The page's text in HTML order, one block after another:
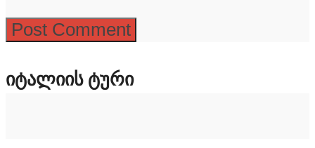
ᲘᲢᲐᲚᲘᲘᲡ ᲢᲣᲠᲘ